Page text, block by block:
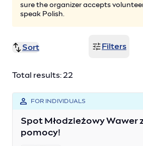
sure the organizer accepts
speak Polish.
Sort
Title (A-Z)
Filters
Total results: 22
FOR INDIVIDUALS
Spot Młodzieżowy Wawer
pomocy!